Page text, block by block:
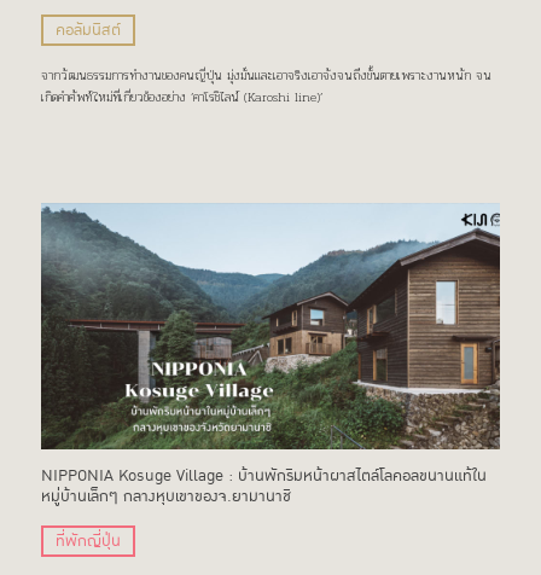
คอลัมนิสต์
จากวัฒนธรรมการทำงานของคนญี่ปุ่น มุ่งมั่นและเอาจริงเอาจังจนถึงขั้นตายเพราะงานหนัก จน
เกิดคำศัพท์ใหม่ที่เกี่ยวข้องอย่าง ’คาโรชิไลน์ (Karoshi line)’
NIPPONIA Kosuge Village : บ้านพักริมหน้าผาสไตล์โลคอลขนานแท้ใน
หมู่บ้านเล็กๆ กลางหุบเขาของจ.ยามานาชิ
ที่พักญี่ปุ่น